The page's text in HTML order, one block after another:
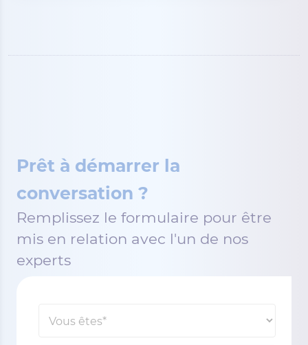
Prêt à démarrer la
conversation ?
Remplissez le formulaire pour être
mis en relation avec l'un de nos
experts